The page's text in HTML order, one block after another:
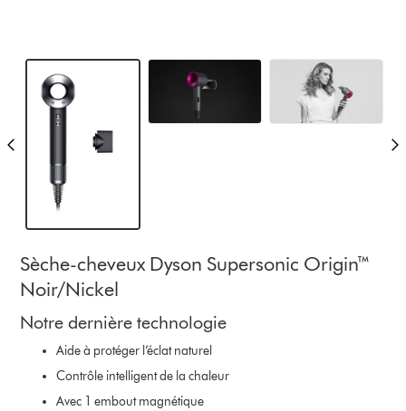
Sèche-cheveux Dyson Supersonic Origin™
Noir/Nickel
Notre dernière technologie
Aide à protéger l’éclat naturel
Contrôle intelligent de la chaleur
Avec 1 embout magnétique